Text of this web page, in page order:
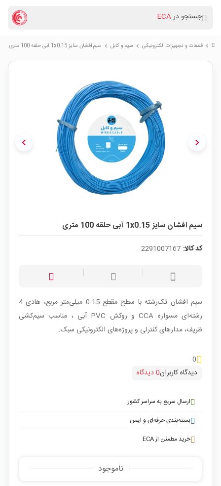
جستجو درECA
chevron_right قطعات و تجهیزات الکترونیکی chevron_right سیم و کابل chevron_right سیم افشان سایز 1x0.15 آبی حلقه 100 متری
chevron_left chevron_right
سیم افشان سایز 1x0.15 آبی حلقه 100 متری
کد کالا: 2291007167
سیم افشان تک‌رشته با سطح مقطع 0.15 میلی‌متر مربع، هادی 4
رشته‌ای مسواره CCA و روکش PVC آبی ، مناسب سیم‌کشی
ظریف، مدارهای کنترلی و پروژه‌های الکترونیکی سبک.
0
دیدگاه کاربران0 دیدگاه
ارسال سریع به سراسر کشور
بسته‌بندی حرفه‌ای و ایمن
خرید مطمئن از ECA
ناموجود